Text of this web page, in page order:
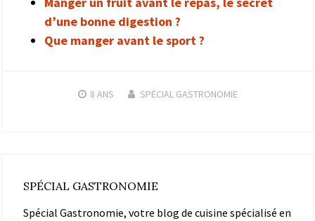
d’une bonne digestion ?
Que manger avant le sport ?
8 ANS SPÉCIAL GASTRONOMIE
SPÉCIAL GASTRONOMIE
Spécial Gastronomie, votre blog de cuisine spécialisé en